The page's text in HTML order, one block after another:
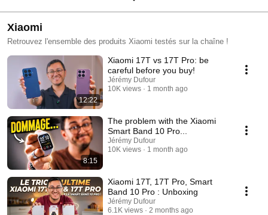
Xiaomi
Retrouvez l'ensemble des produits Xiaomi testés sur la chaîne !
12:22
Xiaomi 17T vs 17T Pro: be
careful before you buy!
Jérémy Dufour
10K views
1 month ago
8:15
The problem with the Xiaomi
Smart Band 10 Pro...
Jérémy Dufour
10K views
1 month ago
Xiaomi 17T, 17T Pro, Smart
Band 10 Pro : Unboxing
Jérémy Dufour
6.1K views
2 months ago